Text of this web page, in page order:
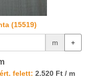
(15519)
m +
felett: 2.520 Ft / m